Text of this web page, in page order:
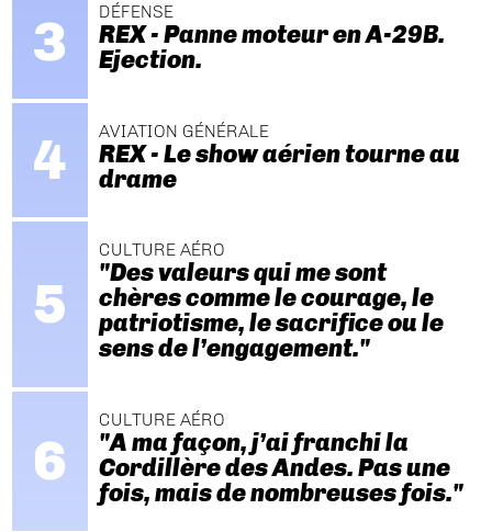
DÉFENSE
REX - Panne moteur en A-29B.
Ejection.
AVIATION GÉNÉRALE
REX - Le show aérien tourne au
drame
CULTURE AÉRO
"Des valeurs qui me sont
chères comme le courage, le
patriotisme, le sacrifice ou le
sens de l’engagement."
CULTURE AÉRO
"A ma façon, j’ai franchi la
Cordillère des Andes. Pas une
fois, mais de nombreuses fois."